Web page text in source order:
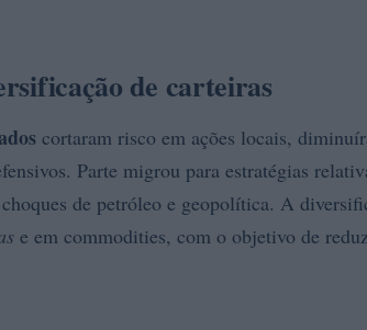
de carteiras
cortaram risco em ações locais,
Parte migrou para estratégias
de petróleo e geopolítica. A
e em commodities, com o objetivo de